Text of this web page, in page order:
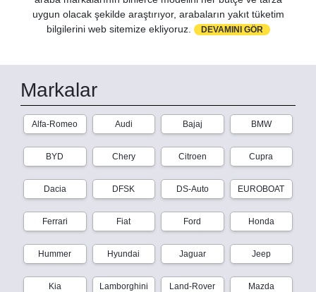
uygun olacak şekilde araştırıyor, arabaların yakıt tüketim
bilgilerini web sitemize ekliyoruz.
DEVAMINI GÖR
Markalar
Alfa-Romeo Audi Bajaj BMW
BYD Chery Citroen Cupra
Dacia DFSK DS-Auto EUROBOAT
Ferrari Fiat Ford Honda
Hummer Hyundai Jaguar Jeep
Kia Lamborghini Land-Rover Mazda